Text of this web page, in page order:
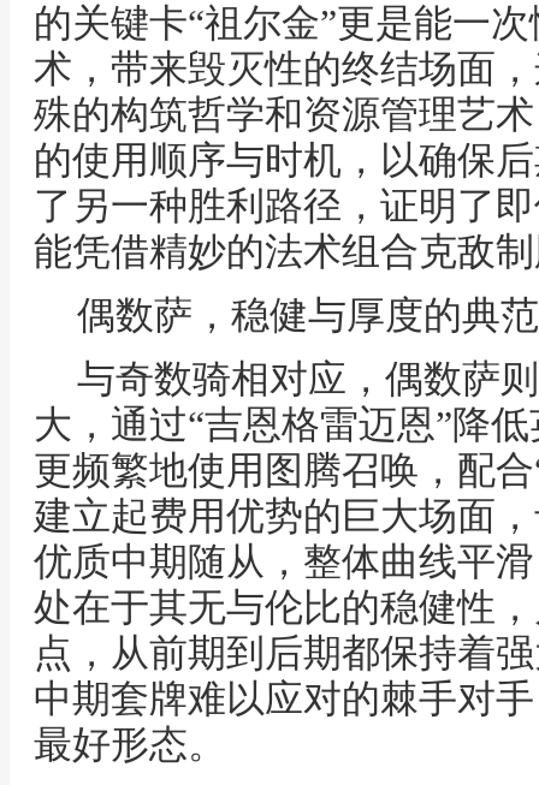
的关键卡“祖尔金”更是能一
术，带来毁灭性的终结场面
殊的构筑哲学和资源管理艺
的使用顺序与时机，以确保
了另一种胜利路径，证明了
能凭借精妙的法术组合克敌
偶数萨，稳健与厚度的典范
与奇数骑相对应，偶数萨
大，通过“吉恩格雷迈恩”降
更频繁地使用图腾召唤，配
建立起费用优势的巨大场面
优质中期随从，整体曲线平
处在于其无与伦比的稳健性
点，从前期到后期都保持着
中期套牌难以应对的棘手对
最好形态。